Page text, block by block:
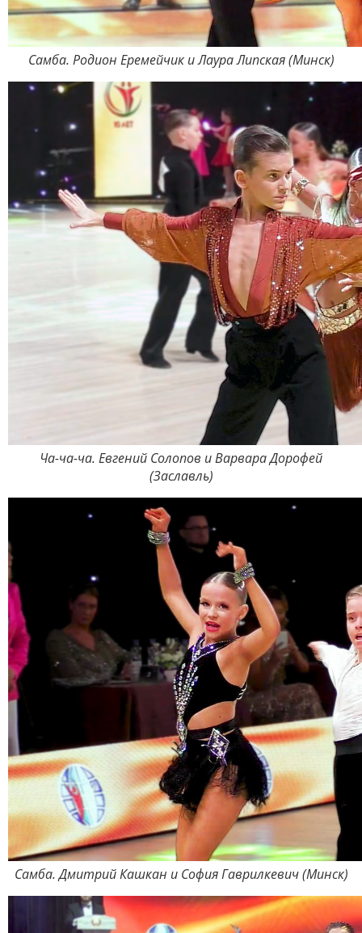
Самба. Родион Еремейчик и Лаура Липская (Минск)
Ча-ча-ча. Евгений Солопов и Варвара Дорофей
(Заславль)
Самба. Дмитрий Кашкан и София Гаврилкевич (Минск)